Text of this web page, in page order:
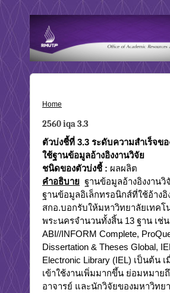
Home
2560 iqa 3.3
ตัวบ่งชี้ที่ 3.3 ระดับความสำเร็จข
ใช้ฐานข้อมูลอ้างอิงงานวิจัย
ชนิดของตัวบ่งชี้ : ผลผลิต
คำอธิบาย ฐานข้อมูลอ้างอิงงานวิ
ฐานข้อมูลอิเล็กทรอนิกส์ที่ใช้อ้างอิ
สกอ.บอกรับให้มหาวิทยาลัยเทคโ
พระนครจำนวนทั้งสิ้น 13 ฐาน เช่น
ABI//INFORM Complete,
Dissertation & Theses Global,
Electronic Library (IEL) เป็นต้น
เข้าใช้งานเพิ่มมากขึ้น ย่อมหมาย
อาจารย์ และนักวิจัยของมหาวิทย